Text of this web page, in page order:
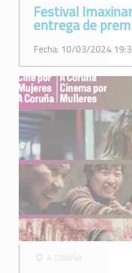
Festival
entrega de
Fecha: 10/03/2024
A CORUÑA